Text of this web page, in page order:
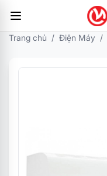
Trang chủ / Điện Máy /